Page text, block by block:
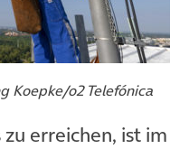
Koepke/o2 Telefónica
erreichen, ist im